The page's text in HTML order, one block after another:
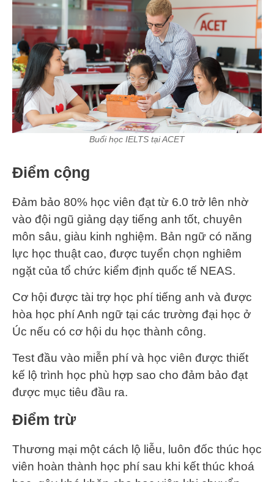
Buổi học IELTS tại ACET
Điểm cộng
Đảm bảo 80% học viên đạt từ 6.0 trở lên nhờ
vào đội ngũ giảng dạy tiếng anh tốt, chuyên
môn sâu, giàu kinh nghiệm. Bản ngữ có năng
lực học thuật cao, được tuyển chọn nghiêm
ngặt của tổ chức kiểm định quốc tế NEAS.
Cơ hội được tài trợ học phí tiếng anh và được
hòa học phí Anh ngữ tại các trường đại học ở
Úc nếu có cơ hội du học thành công.
Test đầu vào miễn phí và học viên được thiết
kế lộ trình học phù hợp sao cho đảm bảo đạt
được mục tiêu đầu ra.
Điểm trừ
Thương mại một cách lộ liễu, luôn đốc thúc học
viên hoàn thành học phí sau khi kết thúc khoá